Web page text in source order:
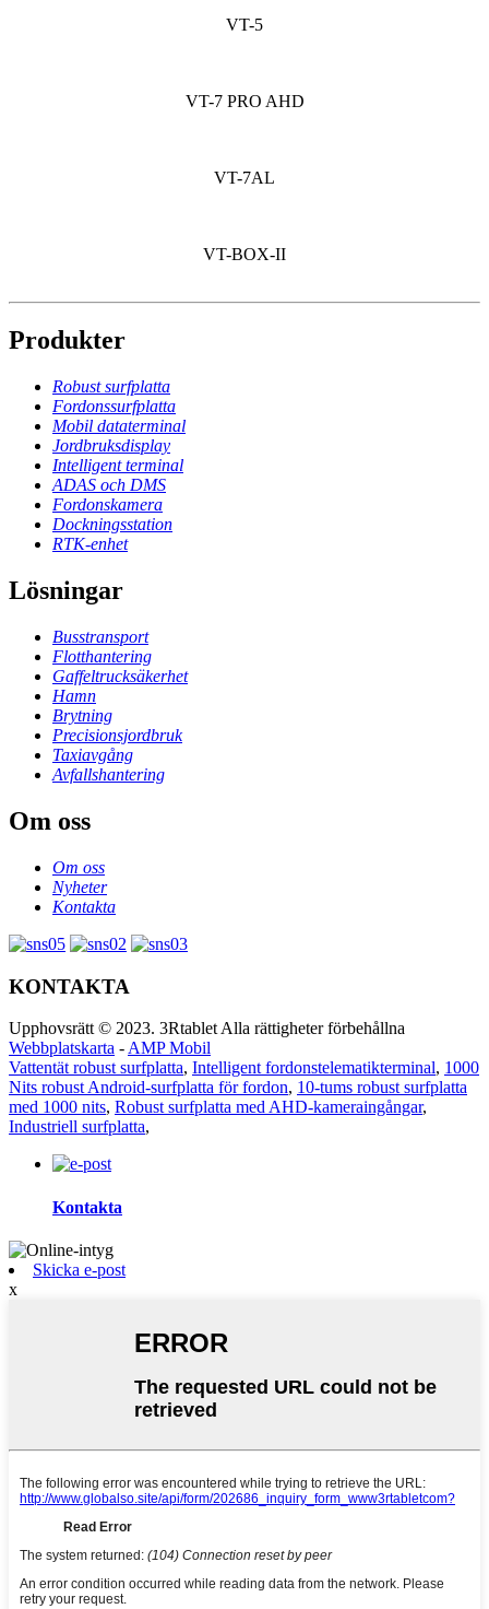
VT-5
VT-7 PRO AHD
VT-7AL
VT-BOX-II
Produkter
Robust surfplatta
Fordonssurfplatta
Mobil dataterminal
Jordbruksdisplay
Intelligent terminal
ADAS och DMS
Fordonskamera
Dockningsstation
RTK-enhet
Lösningar
Busstransport
Flotthantering
Gaffeltrucksäkerhet
Hamn
Brytning
Precisionsjordbruk
Taxiavgång
Avfallshantering
Om oss
Om oss
Nyheter
Kontakta
KONTAKTA
Upphovsrätt © 2023. 3Rtablet Alla rättigheter förbehållna
Webbplatskarta - AMP Mobil
Vattentät robust surfplatta, Intelligent fordonstelematikterminal, 1000
Nits robust Android-surfplatta för fordon, 10-tums robust surfplatta
med 1000 nits, Robust surfplatta med AHD-kameraingångar,
Industriell surfplatta,
Kontakta
Skicka e-post
x